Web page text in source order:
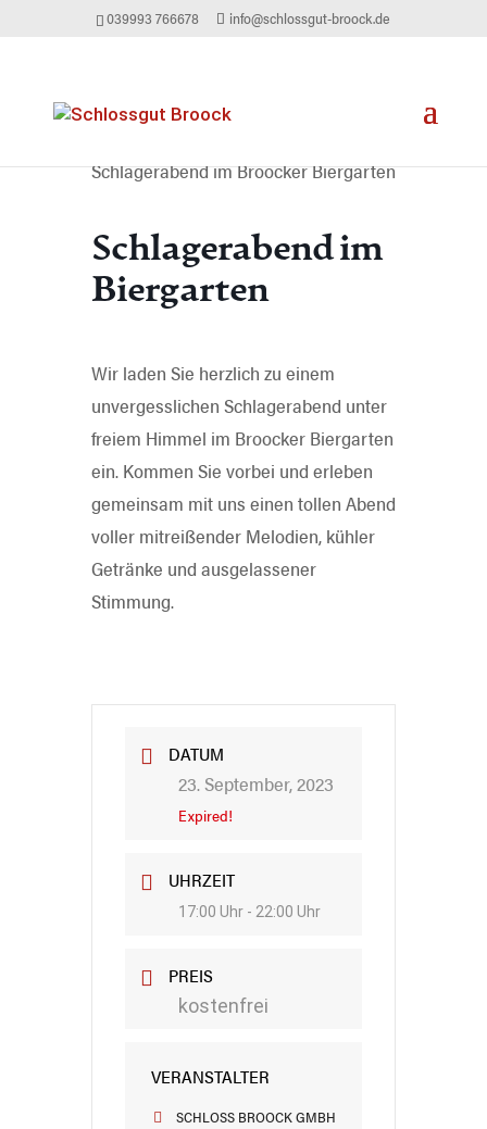
039993 766678 info@schlossgut-broock.de
Schlagerabend im Broocker Biergarten
Schlagerabend im
Biergarten
Wir laden Sie herzlich zu einem
unvergesslichen Schlagerabend unter
freiem Himmel im Broocker Biergarten
ein. Kommen Sie vorbei und erleben
gemeinsam mit uns einen tollen Abend
voller mitreißender Melodien, kühler
Getränke und ausgelassener
Stimmung.
DATUM
23. September, 2023
Expired!
UHRZEIT
17:00 Uhr - 22:00 Uhr
PREIS
kostenfrei
VERANSTALTER
SCHLOSS BROOCK GMBH